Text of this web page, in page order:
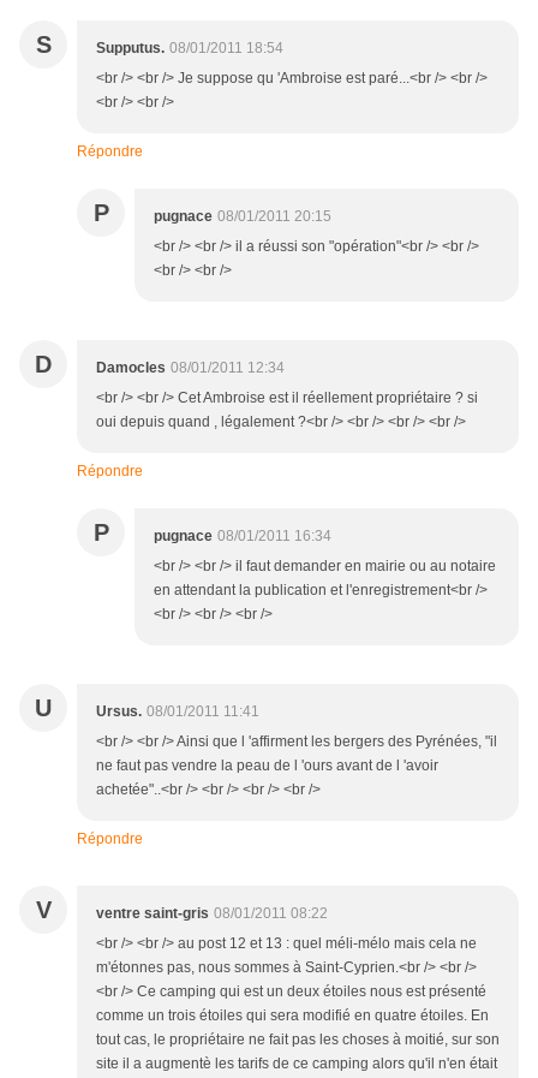
S Supputus. 08/01/2011 18:54
<br /> <br /> Je suppose qu 'Ambroise est paré...<br /> <br />
<br /> <br />
Répondre
P pugnace 08/01/2011 20:15
<br /> <br /> il a réussi son "opération"<br /> <br />
<br /> <br />
D Damocles 08/01/2011 12:34
<br /> <br /> Cet Ambroise est il réellement propriétaire ? si
oui depuis quand , légalement ?<br /> <br /> <br /> <br />
Répondre
P pugnace 08/01/2011 16:34
<br /> <br /> il faut demander en mairie ou au notaire
en attendant la publication et l'enregistrement<br />
<br /> <br /> <br />
U Ursus. 08/01/2011 11:41
<br /> <br /> Ainsi que l 'affirment les bergers des Pyrénées, "il
ne faut pas vendre la peau de l 'ours avant de l 'avoir
achetée"..<br /> <br /> <br /> <br />
Répondre
V ventre saint-gris 08/01/2011 08:22
<br /> <br /> au post 12 et 13 : quel méli-mélo mais cela ne
m'étonnes pas, nous sommes à Saint-Cyprien.<br /> <br />
<br /> Ce camping qui est un deux étoiles nous est présenté
comme un trois étoiles qui sera modifié en quatre étoiles. En
tout cas, le propriétaire ne fait pas les choses à moitié, sur son
site il a augmentè les tarifs de ce camping alors qu'il n'en était